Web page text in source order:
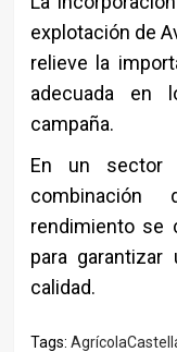
explotación de
relieve la
adecuada en
campaña.
En un sector
rendimiento se
para
calidad.
Tags: